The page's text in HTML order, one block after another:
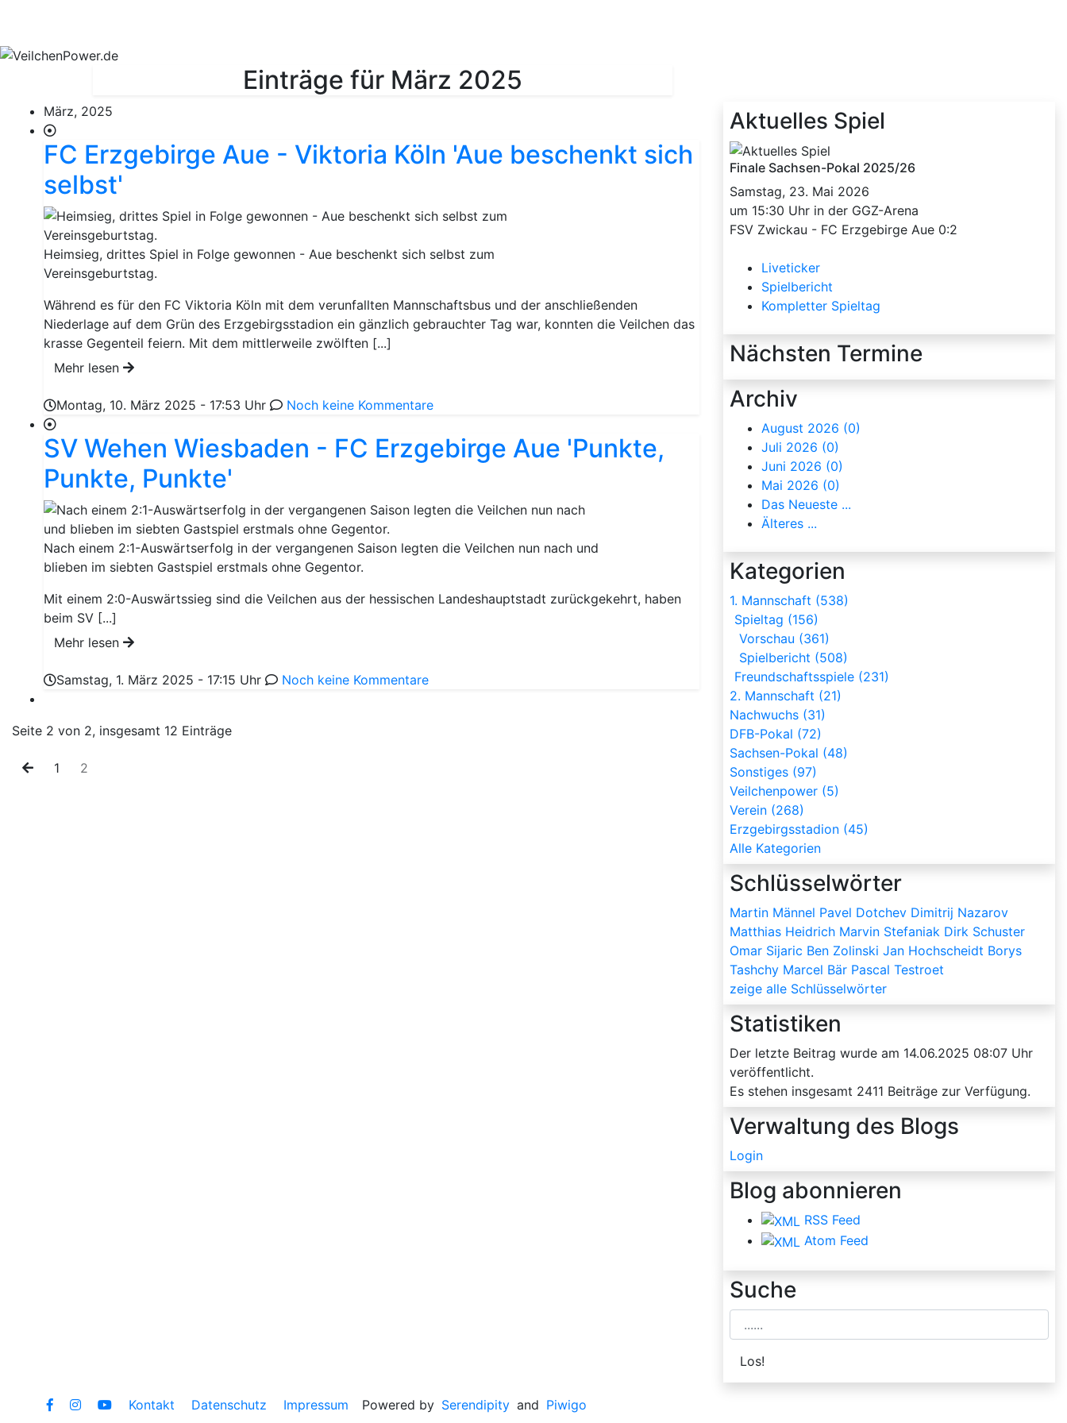
Einträge für März 2025
März, 2025
FC Erzgebirge Aue - Viktoria Köln 'Aue beschenkt sich
selbst'
Heimsieg, drittes Spiel in Folge gewonnen - Aue beschenkt sich selbst zum
Vereinsgeburtstag.
Während es für den FC Viktoria Köln mit dem verunfallten Mannschaftsbus und der anschließenden
Niederlage auf dem Grün des Erzgebirgsstadion ein gänzlich gebrauchter Tag war, konnten die Veilchen das
krasse Gegenteil feiern. Mit dem mittlerweile zwölften [...]
Mehr lesen
Montag, 10. März 2025 - 17:53 Uhr Noch keine Kommentare
SV Wehen Wiesbaden - FC Erzgebirge Aue 'Punkte,
Punkte, Punkte'
Nach einem 2:1-Auswärtserfolg in der vergangenen Saison legten die Veilchen nun nach und
blieben im siebten Gastspiel erstmals ohne Gegentor.
Mit einem 2:0-Auswärtssieg sind die Veilchen aus der hessischen Landeshauptstadt zurückgekehrt, haben
beim SV [...]
Mehr lesen
Samstag, 1. März 2025 - 17:15 Uhr Noch keine Kommentare
Seite 2 von 2, insgesamt 12 Einträge
vorherige Seite
1 2
Aktuelles Spiel
Finale Sachsen-Pokal 2025/26
Samstag, 23. Mai 2026
um 15:30 Uhr in der GGZ-Arena
FSV Zwickau - FC Erzgebirge Aue 0:2
Liveticker
Spielbericht
Kompletter Spieltag
Nächsten Termine
Archiv
August 2026 (0)
Juli 2026 (0)
Juni 2026 (0)
Mai 2026 (0)
Das Neueste ...
Älteres ...
Kategorien
1. Mannschaft (538)
Spieltag (156)
Vorschau (361)
Spielbericht (508)
Freundschaftsspiele (231)
2. Mannschaft (21)
Nachwuchs (31)
DFB-Pokal (72)
Sachsen-Pokal (48)
Sonstiges (97)
Veilchenpower (5)
Verein (268)
Erzgebirgsstadion (45)
Alle Kategorien
Schlüsselwörter
Martin Männel Pavel Dotchev Dimitrij Nazarov
Matthias Heidrich Marvin Stefaniak Dirk Schuster
Omar Sijaric Ben Zolinski Jan Hochscheidt Borys
Tashchy Marcel Bär Pascal Testroet
zeige alle Schlüsselwörter
Statistiken
Der letzte Beitrag wurde am 14.06.2025 08:07 Uhr
veröffentlicht.
Es stehen insgesamt 2411 Beiträge zur Verfügung.
Verwaltung des Blogs
Login
Blog abonnieren
RSS Feed
Atom Feed
Suche
Kontakt Datenschutz Impressum Powered by Serendipity and Piwigo